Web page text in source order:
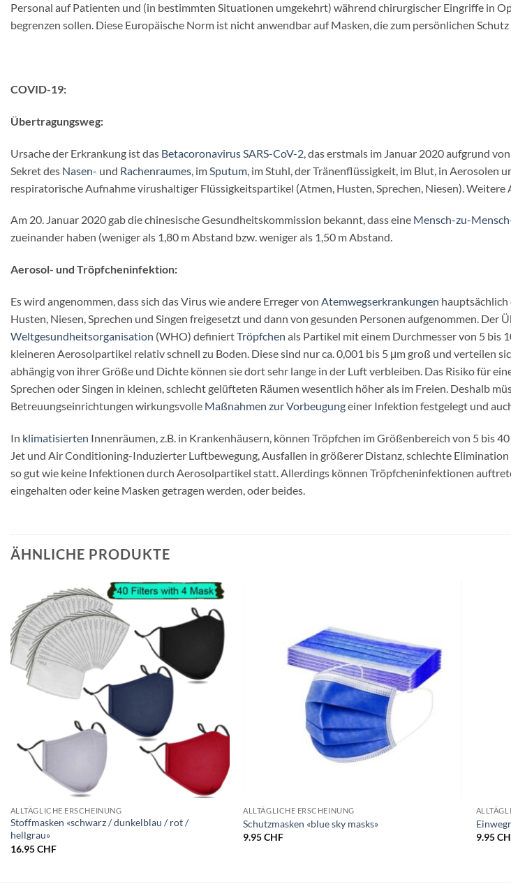
Personal auf Patienten und (in bestimmten Situationen umgekehrt) während chirurgischer Eingriffe in
begrenzen sollen. Diese Europäische Norm ist nicht anwendbar auf Masken, die zum persönlichen
COVID-19:
Übertragungsweg:
Ursache der Erkrankung ist das Betacoronavirus SARS-CoV-2 , das erstmals im Januar 2020 aufgrund von
Sekret des Nasen- und Rachenraumes , im Sputum , im Stuhl, der Tränenflüssigkeit, im Blut, in
respiratorische Aufnahme virushaltiger Flüssigkeitspartikel (Atmen, Husten, Sprechen, Niesen).
Am 20. Januar 2020 gab die chinesische Gesundheitskommission bekannt, dass eine Mensch-zu-
zueinander haben (weniger als 1,80 m Abstand bzw. weniger als 1,50 m Abstand.
Aerosol- und Tröpfcheninfektion:
Es wird angenommen, dass sich das Virus wie andere Erreger von Atemwegserkrankungen
Husten, Niesen, Sprechen und Singen freigesetzt und dann von gesunden Personen aufgenommen. Der
Weltgesundheitsorganisation (WHO) definiertTröpfchen als Partikel mit einem Durchmesser von 5 bis
kleineren Aerosolpartikel relativ schnell zu Boden. Diese sind nur ca. 0,001 bis 5 μm groß und verteilen
abhängig von ihrer Größe und Dichte können sie dort sehr lange in der Luft verbleiben. Das Risiko für
Sprechen oder Singen in kleinen, schlecht gelüfteten Räumen wesentlich höher als im Freien. Deshalb
Betreuungseinrichtungen wirkungsvolle Maßnahmen zur Vorbeugungeiner Infektion festgelegt und
In klimatisierten Innenräumen, z.B. in Krankenhäusern, können Tröpfchen im Größenbereich von 5 bis
Jet und Air Conditioning-Induzierter Luftbewegung, Ausfallen in größerer Distanz, schlechte
so gut wie keine Infektionen durch Aerosolpartikel statt. Allerdings können Tröpfcheninfektionen
eingehalten oder keine Masken getragen werden, oder beides.
ÄHNLICHE PRODUKTE
ALLTÄGLICHE ERSCHEINUNG
Stoffmasken «schwarz / dunkelblau / rot /
hellgrau»
16.95CHF
ALLTÄGLICHE ERSCHEINUNG
Schutzmasken «blue sky masks»
9.95CHF
9.95